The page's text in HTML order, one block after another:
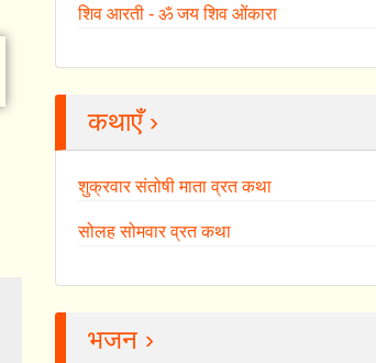
शिव आरती - ॐ जय शिव ओंकारा
कथाएँ ›
शुक्रवार संतोषी माता व्रत कथा
सोलह सोमवार व्रत कथा
भजन ›